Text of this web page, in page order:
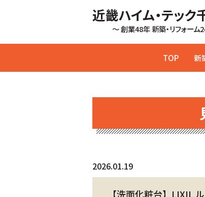
近畿ハイム・テッ
～ 創業48年 新築・リフォー
TOP 新
2026.01.19
【洗面化粧台】LIXIL